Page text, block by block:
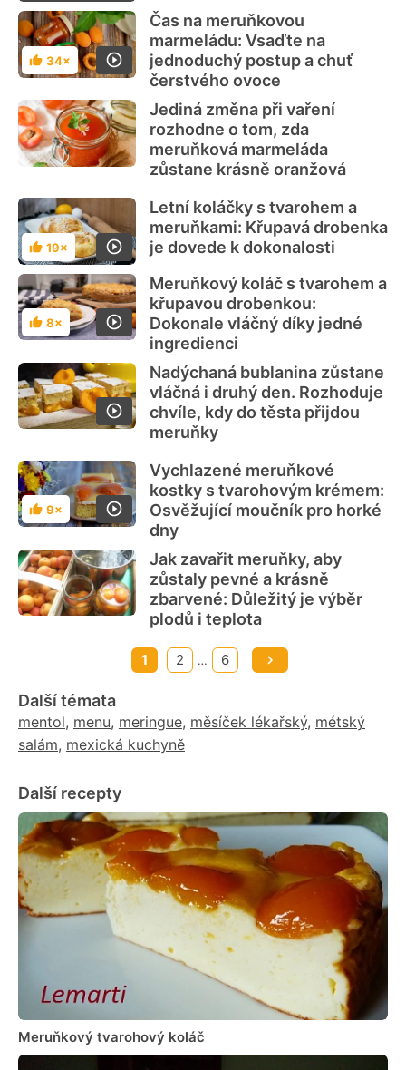
Hodnocení
34×
Čas na meruňkovou
marmeládu: Vsaďte na
jednoduchý postup a chuť
čerstvého ovoce
Jediná změna při vaření
rozhodne o tom, zda
meruňková marmeláda
zůstane krásně oranžová
Hodnocení
19×
Letní koláčky s tvarohem a
meruňkami: Křupavá drobenka
je dovede k dokonalosti
Hodnocení
8×
Meruňkový koláč s tvarohem a
křupavou drobenkou:
Dokonale vláčný díky jedné
ingredienci
Nadýchaná bublanina zůstane
vláčná i druhý den. Rozhoduje
chvíle, kdy do těsta přijdou
meruňky
Hodnocení
9×
Vychlazené meruňkové
kostky s tvarohovým krémem:
Osvěžující moučník pro horké
dny
Jak zavařit meruňky, aby
zůstaly pevné a krásně
zbarvené: Důležitý je výběr
plodů i teplota
1 2 … 6
Další témata
mentol, menu, meringue, měsíček lékařský, métský
salám, mexická kuchyně
Další recepty
Meruňkový tvarohový koláč